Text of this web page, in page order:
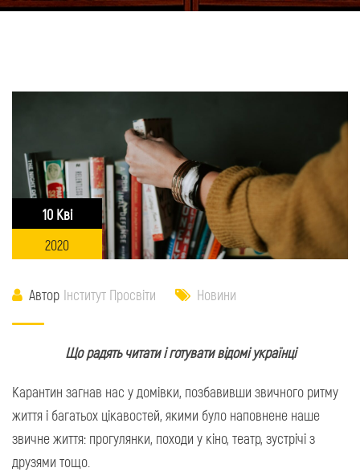
10 Кві
2020
Автор Інститут Просвіти Новини
Що радять читати і готувати відомі українці
Карантин загнав нас у домівки, позбавивши звичного ритму
життя і багатьох цікавостей, якими було наповнене наше
звичне життя: прогулянки, походи у кіно, театр, зустрічі з
друзями тощо.